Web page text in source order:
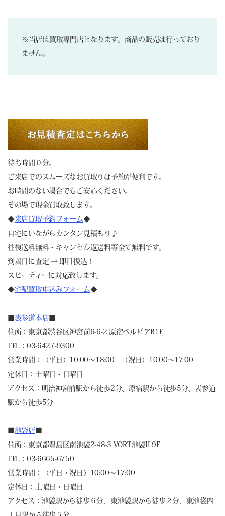
※当店は買取専門店となります。商品の販売は行っており
ません。
－－－－－－－－－－－－－－－－
待ち時間０分。
ご来店でのスムーズなお買取りは予約が便利です。
お時間のない場合でもご安心ください。
その場で現金買取致します。
◆来店買取予約フォーム◆
自宅にいながらカンタン見積もり♪
往復送料無料・キャンセル返送料等全て無料です。
到着日に査定 → 即日振込！
スピーディーに対応致します。
◆宅配買取申込みフォーム◆
－－－－－－－－－－－－－－－－
表参道本店
住所：東京都渋谷区神宮前6-6-2 原宿ベルピアB1F
TEL：03-6427-9300
営業時間：（平日）10:00～18:00 （祝日）10:00～17:00
定休日：土曜日・日曜日
アクセス：明治神宮前駅から徒歩2分、原宿駅から徒歩5分、表参道
駅から徒歩5分
池袋店
住所：東京都豊島区南池袋2-48-3 VORT池袋II 9F
TEL：03-6665-6750
営業時間：（平日・祝日）10:00～17:00
定休日：土曜日・日曜日
アクセス：池袋駅から徒歩６分、東池袋駅から徒歩２分、東池袋四